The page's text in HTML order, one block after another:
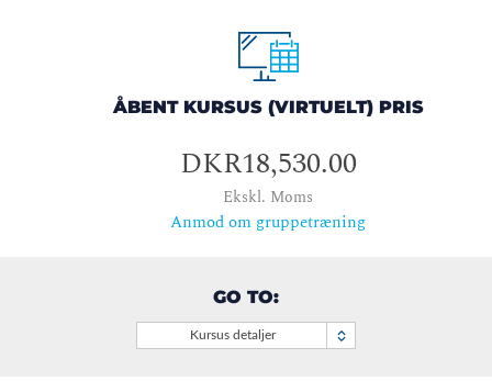
ÅBENT KURSUS (VIRTUELT) PRIS
DKR18,530.00
Ekskl. Moms
Anmod om gruppetræning
GO TO:
Kursus detaljer